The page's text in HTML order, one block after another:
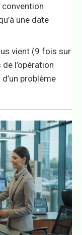
convention
une date
vient (9 fois sur
l’opération
problème